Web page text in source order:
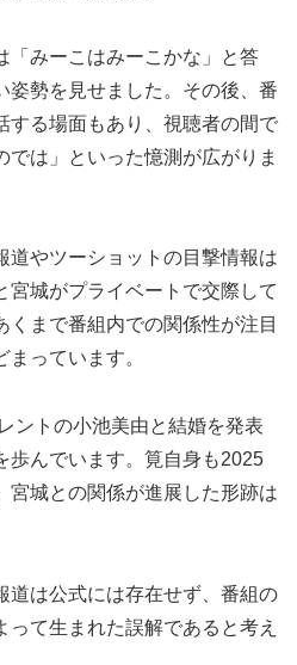
「みーこはみーこかな」と答
姿勢を見せました。その後、番
する場面もあり、視聴者の間で
では」といった憶測が広がりま
道やツーショットの目撃情報は
宮城がプライベートで交際して
くまで番組内での関係性が注目
っています。
ントの小池美由と結婚を発表
歩んでいます。筧自身も2025
宮城との関係が進展した形跡は
道は公式には存在せず、番組の
って生まれた誤解であると考え